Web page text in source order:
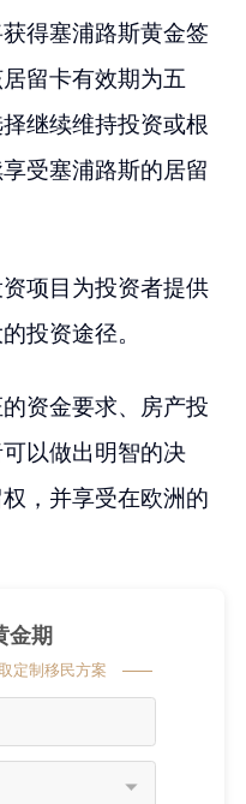
得塞浦路斯黄金签
留卡有效期为五
继续维持投资或根
受塞浦路斯的居留
项目为投资者提供
投资途径。
资金要求、房产投
以做出明智的决
，并享受在欧洲的
金期
定制移民方案